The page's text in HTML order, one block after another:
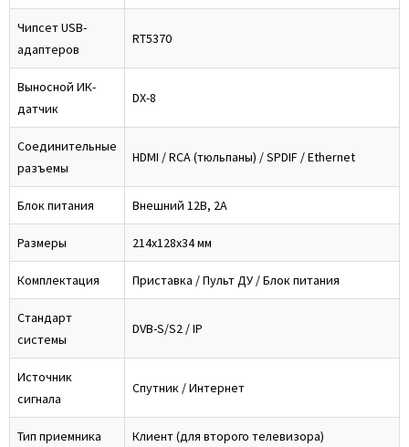
Чипсет USB-
адаптеров
RT5370
Выносной ИК-
датчик
DX-8
Соединительные
разъемы
HDMI / RCA (тюльпаны) / SPDIF / Ethernet
Блок питания Внешний 12В, 2А
Размеры 214x128x34 мм
Комплектация Приставка / Пульт ДУ / Блок питания
Стандарт
системы
DVB-S/S2 / IP
Источник
сигнала
Спутник / Интернет
Тип приемника Клиент (для второго телевизора)